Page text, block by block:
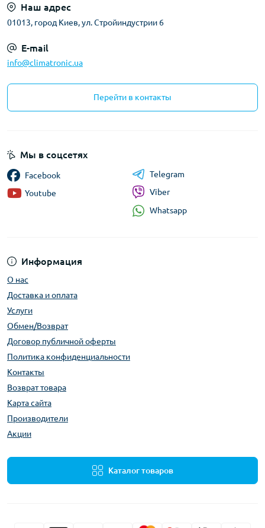
Наш адрес
01013, город Киев, ул. Стройиндустрии 6
E-mail
info@climatronic.ua
Перейти в контакты
Информация
О нас
Доставка и оплата
Услуги
Обмен/Возврат
Договор публичной оферты
Политика конфиденциальности
Контакты
Возврат товара
Карта сайта
Производители
Акции
Каталог товаров
Мы в соцсетях
Facebook
Youtube
Telegram
Viber
Whatsapp